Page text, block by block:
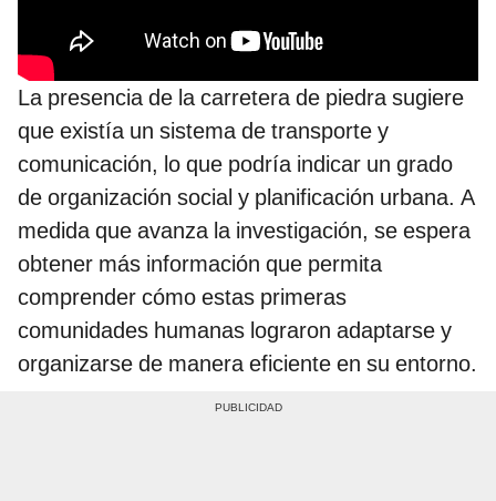
La presencia de la carretera de piedra sugiere
que existía un sistema de transporte y
comunicación, lo que podría indicar un grado
de organización social y planificación urbana. A
medida que avanza la investigación, se espera
obtener más información que permita
comprender cómo estas primeras
comunidades humanas lograron adaptarse y
organizarse de manera eficiente en su entorno.